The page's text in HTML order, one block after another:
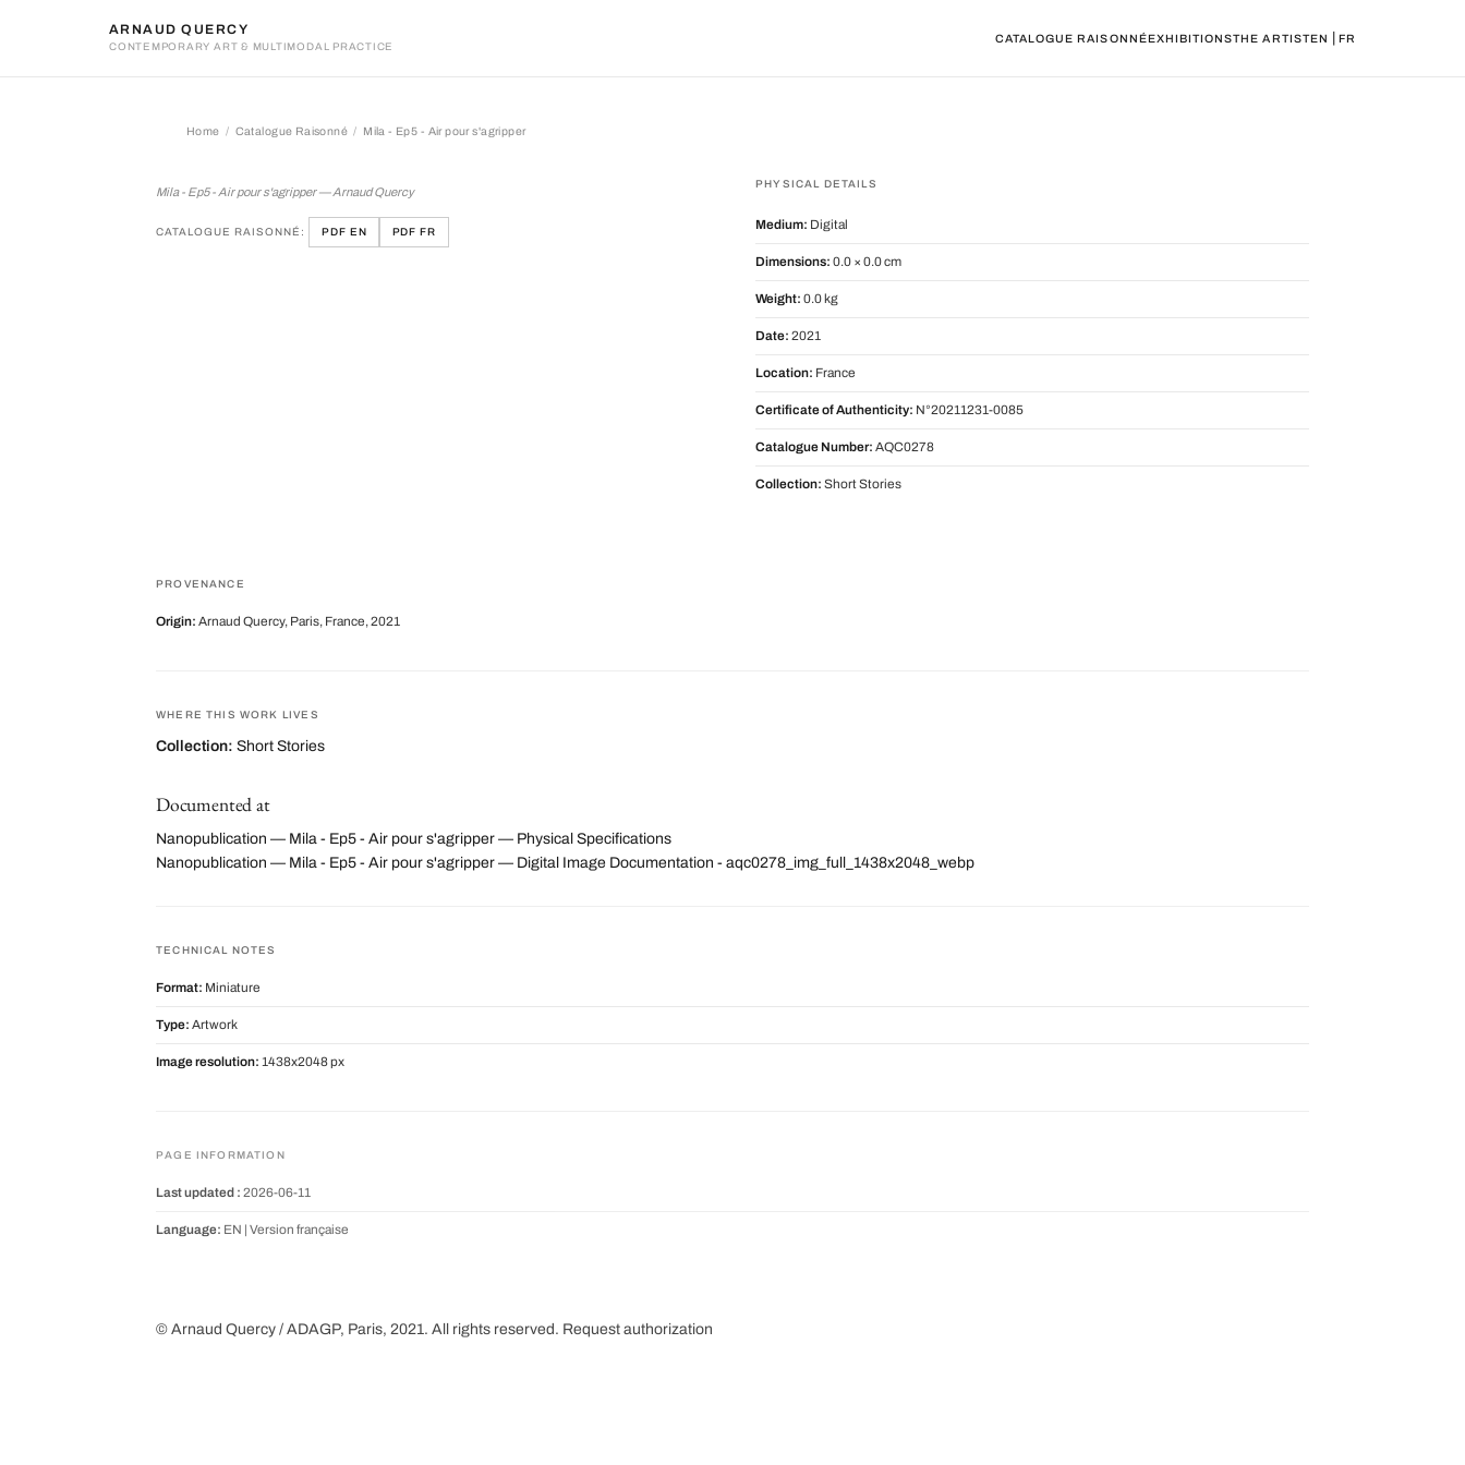
ARNAUD QUERCY
CONTEMPORARY ART & MULTIMODAL PRACTICE
CATALOGUE RAISONNÉEXHIBITIONSTHE ARTISTEN FR
Home Catalogue Raisonné Mila - Ep5 - Air pour s'agripper
Mila - Ep5 - Air pour s'agripper — Arnaud Quercy
CATALOGUE RAISONNÉ: PDF EN PDF FR
PHYSICAL DETAILS
Medium: Digital
Dimensions: 0.0 × 0.0 cm
Weight: 0.0 kg
Date: 2021
Location: France
Certificate of Authenticity: N°20211231-0085
Catalogue Number: AQC0278
Collection: Short Stories
PROVENANCE
Origin: Arnaud Quercy, Paris, France, 2021
WHERE THIS WORK LIVES
Collection: Short Stories
Documented at
Nanopublication — Mila - Ep5 - Air pour s'agripper — Physical Specifications
Nanopublication — Mila - Ep5 - Air pour s'agripper — Digital Image Documentation - aqc0278_img_full_1438x2048_webp
TECHNICAL NOTES
Format: Miniature
Type: Artwork
Image resolution: 1438x2048 px
PAGE INFORMATION
Last updated : 2026-06-11
Language: EN | Version française
© Arnaud Quercy / ADAGP, Paris, 2021. All rights reserved. Request authorization